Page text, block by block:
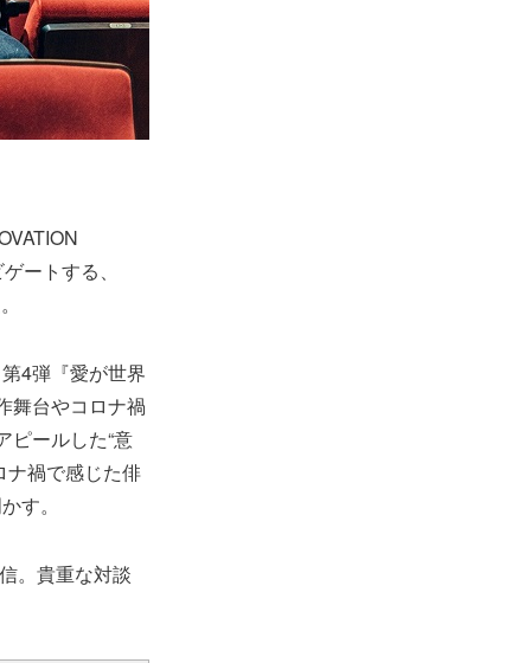
ートする、
4弾『愛が世界
舞台やコロナ禍
ピールした“意
禍で感じた俳
す。
。貴重な対談